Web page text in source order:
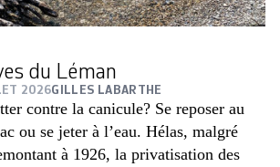
du Léman
2026GILLES LABARTHE
contre la canicule? Se reposer au
ou se jeter à l’eau. Hélas, malgré
à 1926, la privatisation des